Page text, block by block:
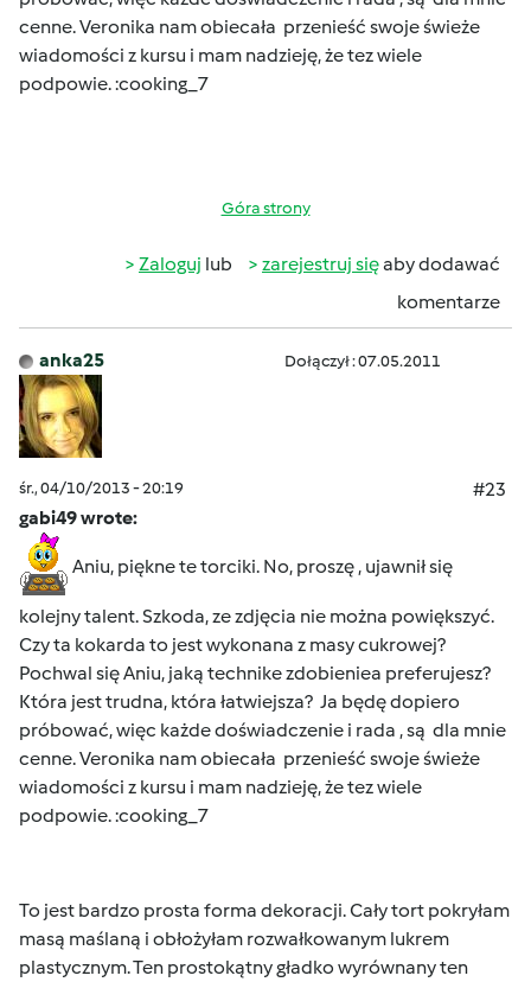
cenne. Veronika nam obiecała przenieść swoje świeże
wiadomości z kursu i mam nadzieję, że tez wiele
podpowie. :cooking_7
Góra strony
Zaloguj lub zarejestruj sięaby dodawać
komentarze
anka25 Dołączył : 07.05.2011
śr., 04/10/2013 - 20:19
#23
gabi49 wrote:
Aniu, piękne te torciki. No, proszę , ujawnił się
kolejny talent. Szkoda, ze zdjęcia nie można powiększyć.
Czy ta kokarda to jest wykonana z masy cukrowej?
Pochwal się Aniu, jaką technike zdobieniea preferujesz?
Która jest trudna, która łatwiejsza? Ja będę dopiero
próbować, więc każde doświadczenie i rada , są dla mnie
cenne. Veronika nam obiecała przenieść swoje świeże
wiadomości z kursu i mam nadzieję, że tez wiele
podpowie. :cooking_7
To jest bardzo prosta forma dekoracji. Cały tort pokryłam
masą maślaną i obłożyłam rozwałkowanym lukrem
plastycznym. Ten prostokątny gładko wyrównany ten